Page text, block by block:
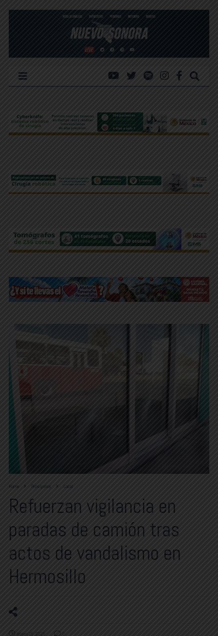
Home Principales Local
Refuerzan vigilancia en
paradas de camión tras
actos de vandalismo en
Hermosillo
febrero 25, 2025 0